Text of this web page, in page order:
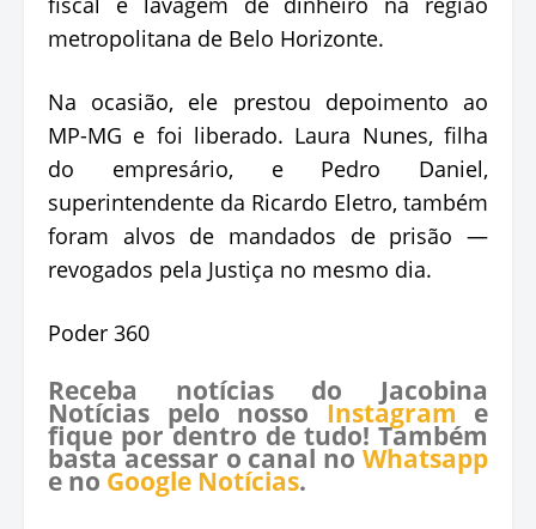
metropolitana de Belo Horizonte.
Na ocasião, ele prestou depoimento ao
MP-MG e foi liberado. Laura Nunes, filha
do empresário, e Pedro Daniel,
superintendente da Ricardo Eletro, também
foram alvos de mandados de prisão —
revogados pela Justiça no mesmo dia.
Poder 360
Receba notícias do Jacobina
Notícias pelo nosso Instagram e
fique por dentro de tudo! Também
basta acessar o canal no Whatsapp
e no Google Notícias.